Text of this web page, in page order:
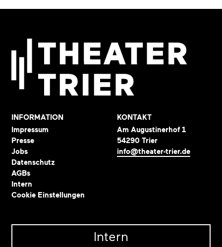
INFORMATION
Impressum
Presse
Jobs
Datenschutz
AGBs
Intern
Cookie Einstellungen
KONTAKT
Am Augustinerhof 1
54290 Trier
info@theater-trier.de
Intern